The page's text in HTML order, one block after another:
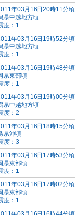
年03月16日20時11分頃
県中越地方頃
度：1
年03月16日19時52分頃
県中越地方頃
度：1
年03月16日19時48分頃
県東部頃
度：1
年03月16日19時00分頃
県中越地方頃
度：2
年03月16日18時15分頃
県沖頃
度：3
年03月16日17時53分頃
県東部頃
度：1
年03月16日17時02分頃
県東部頃
度：1
年03月16日16時44分頃